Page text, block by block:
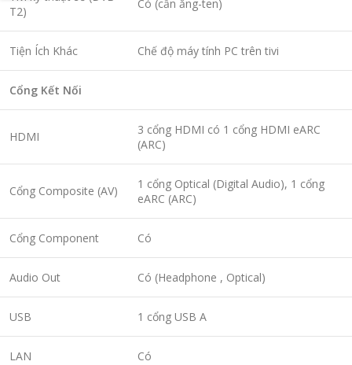
T2)
Có (cần ăng-ten)
Tiện Ích Khác Chế độ máy tính PC trên tivi
Cổng Kết Nối
HDMI
3 cổng HDMI có 1 cổng HDMI eARC
(ARC)
Cổng Composite (AV)
1 cổng Optical (Digital Audio), 1 cổng
eARC (ARC)
Cổng Component Có
Audio Out Có (Headphone , Optical)
USB 1 cổng USB A
LAN Có